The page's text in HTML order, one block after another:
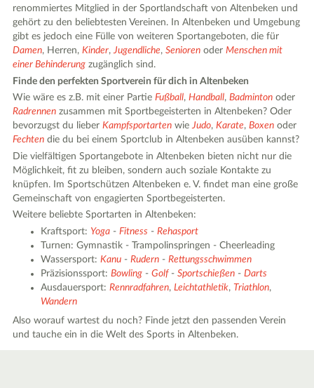
renommiertes Mitglied in der Sportlandschaft von Altenbeken und
gehört zu den beliebtesten Vereinen. In Altenbeken und Umgebung
gibt es jedoch eine Fülle von weiteren Sportangeboten, die für
Damen, Herren,Kinder,Jugendliche,Senioren oderMenschen mit
einer Behinderung zugänglich sind.
Finde den perfekten Sportverein für dich in Altenbeken
Wie wäre es z.B. mit einer PartieFußball,Handball,Badminton oder
Radrennen zusammen mit Sportbegeisterten in Altenbeken? Oder
bevorzugst du lieberKampfsportarten wieJudo,Karate,Boxen oder
Fechten die du bei einem Sportclub in Altenbeken ausüben kannst?
Die vielfältigen Sportangebote in Altenbeken bieten nicht nur die
Möglichkeit, fit zu bleiben, sondern auch soziale Kontakte zu
knüpfen. Im Sportschützen Altenbeken e. V. findet man eine große
Gemeinschaft von engagierten Sportbegeisterten.
Weitere beliebte Sportarten in Altenbeken:
Kraftsport: Yoga -Fitness -Rehasport
Turnen: Gymnastik - Trampolinspringen - Cheerleading
Wassersport:Kanu -Rudern -Rettungsschwimmen
Präzisionssport:Bowling -Golf-Sportschießen -Darts
Ausdauersport:Rennradfahren,Leichtathletik,Triathlon,
Wandern
Also worauf wartest du noch? Finde jetzt den passenden Verein
und tauche ein in die Welt des Sports in Altenbeken.